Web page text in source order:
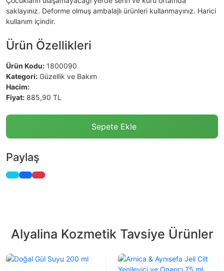
saklayınız. Deforme olmuş ambalajlı ürünleri kullanmayınız. Harici
kullanım içindir.
Ürün Özellikleri
Ürün Kodu: 1800090
Kategori: Güzellik ve Bakım
Hacim:
Fiyat: 885,90 TL
Sepete Ekle
Paylaş
Alyalina Kozmetik Tavsiye Ürünler